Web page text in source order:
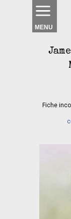
MENU
Fiche